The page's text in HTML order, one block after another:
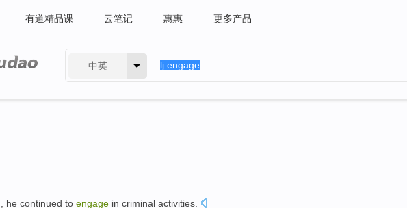
有道精品课 云笔记 惠惠 更多产品
中英
he continued to engage in criminal activities